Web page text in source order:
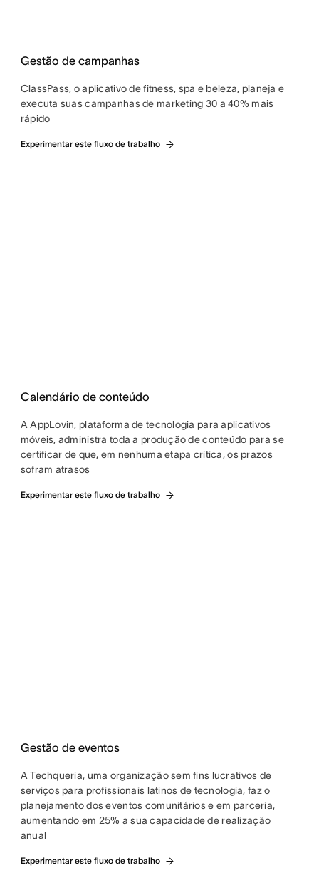
Gestão de campanhas
ClassPass, o aplicativo de fitness, spa e beleza, planeja e
executa suas campanhas de marketing 30 a 40% mais
rápido
Experimentar este fluxo de trabalho
Calendário de conteúdo
A AppLovin, plataforma de tecnologia para aplicativos
móveis, administra toda a produção de conteúdo para se
certificar de que, em nenhuma etapa crítica, os prazos
sofram atrasos
Experimentar este fluxo de trabalho
Gestão de eventos
A Techqueria, uma organização sem fins lucrativos de
serviços para profissionais latinos de tecnologia, faz o
planejamento dos eventos comunitários e em parceria,
aumentando em 25% a sua capacidade de realização
anual
Experimentar este fluxo de trabalho